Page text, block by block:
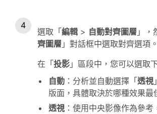
選取「 編輯 > 自動對齊圖層 」，
齊圖層 」對話框中選取對齊選項。
在「 投影 」區段中，您可以選取
自動 ：分析並自動選擇「 透視
版面，具體取決於哪種效果最
透視 ：使用中央影像作為參